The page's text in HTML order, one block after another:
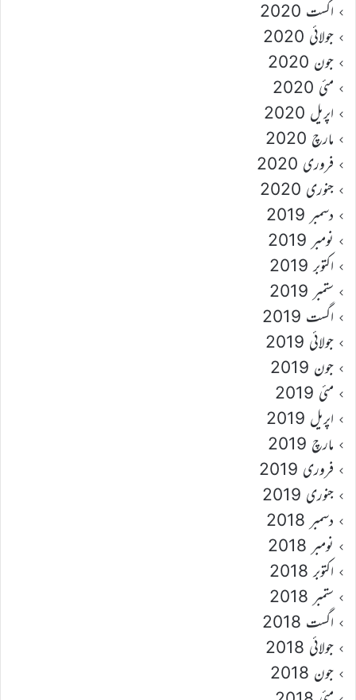
اگست 2020
جولائی 2020
جون 2020
مئی 2020
اپریل 2020
مارچ 2020
فروری 2020
جنوری 2020
دسمبر 2019
نومبر 2019
اکتوبر 2019
ستمبر 2019
اگست 2019
جولائی 2019
جون 2019
مئی 2019
اپریل 2019
مارچ 2019
فروری 2019
جنوری 2019
دسمبر 2018
نومبر 2018
اکتوبر 2018
ستمبر 2018
اگست 2018
جولائی 2018
جون 2018